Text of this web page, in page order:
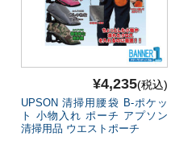
お問い合わせ
¥4,235(税込)
UPSON 清掃用腰袋 B-ポケッ
ト 小物入れ ポーチ アプソン
清掃用品 ウエストポーチ